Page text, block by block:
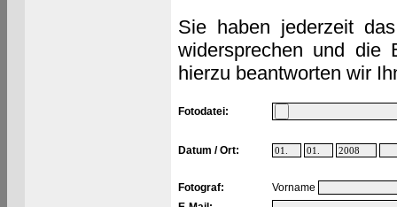
Sie haben jederzeit
widersprechen und die
hierzu beantworten wir
Fotodatei:
Datum / Ort:
Fotograf:
Vorname